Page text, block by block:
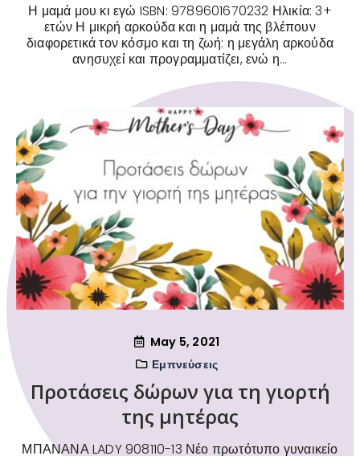
Η μαμά μου κι εγώ ISBN: 9789601670232 Ηλικία: 3+
ετών Η μικρή αρκούδα και η μαμά της βλέπουν
διαφορετικά τον κόσμο και τη ζωή: η μεγάλη αρκούδα
ανησυχεί και προγραμματίζει, ενώ η...
May 5, 2021
Εμπνεύσεις
Προτάσεις δώρων για τη γιορτή
της μητέρας
ΜΠΑΝΑΝΑ LADY 908110-13 Νέο πρωτότυπο γυναικείο